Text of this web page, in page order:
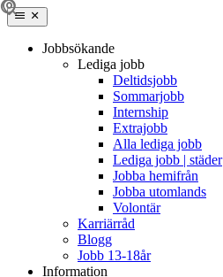
Jobbsökande
Lediga jobb
Deltidsjobb
Sommarjobb
Internship
Extrajobb
Alla lediga jobb
Lediga jobb | städer
Jobba hemifrån
Jobba utomlands
Volontär
Karriärråd
Blogg
Jobb 13-18år
Information